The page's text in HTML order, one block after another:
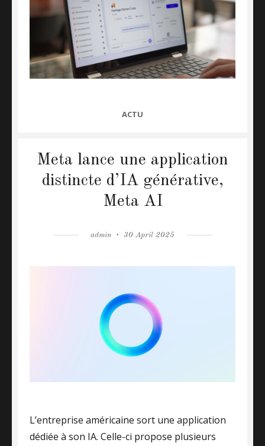
CATEGORIES
ACTU
Meta lance une application
distincte d’IA générative,
Meta AI
Author
admin
Posted
30 April 2025
L’entreprise américaine sort une application
dédiée à son IA. Celle-ci propose plusieurs